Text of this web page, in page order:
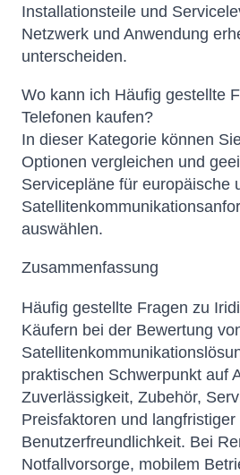
Installationsteile und
Netzwerk und Anwendung
unterscheiden.
Wo kann ich Häufig gestellte
Telefonen kaufen?
In dieser Kategorie können
Optionen vergleichen und
Servicepläne für europäische
auswählen.
Zusammenfassung
Häufig gestellte Fragen zu
Käufern bei der Bewertung
praktischen Schwerpunkt auf
Zuverlässigkeit, Zubehör,
Preisfaktoren und langfristiger
Benutzerfreundlichkeit. Bei
Notfallvorsorge, mobilem